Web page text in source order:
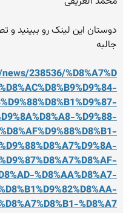
دوستان این لینک رو ببینید و
جالبه
238536/%D8%A7%D
%D9%88-
%D8%AA%D8%A7-
%D8%A7